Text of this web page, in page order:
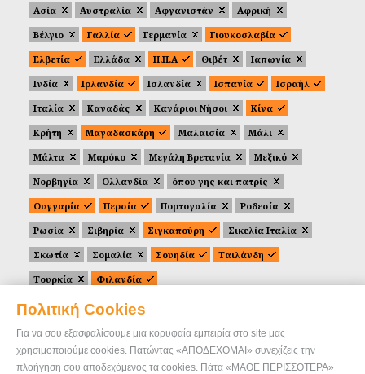
Πολιτική Cookies
Για να σου εξασφαλίσουμε μια κορυφαία εμπειρία στο site μας
χρησιμοποιούμε cookies. Πατώντας «ΑΠΟΔΕΧΟΜΑΙ» συνεχίζεις την
πλοήγηση σου αποδεχόμενος τα cookies. Πάτα «ΜΑΘΕ ΠΕΡΙΣΣΟΤΕΡΑ»
Ασία
Αυστραλία Αφγανιστάν
Αφρική
Βέλγιο
Γαλλία Γερμανία
Γιουκοσλαβία
Ελβετία
Ελλάδα Η.Π.Α Θιβέτ
Ιαπωνία
Ινδία
Ιρλανδία Ισλανδία Ισπανία
Ισραήλ
Ιταλία
Καναδάς Κανάριοι Νήσοι
Κίνα
Κρήτη
Μαγαδασκάρη Μαλαισία
Μάλι
Μάλτα
Μαρόκο Μεγάλη Βρετανία
Μεξικό
Νορβηγία
Ολλανδία
όπου γης και πατρίς
Ουγγαρία
Περσία Πορτογαλία
Ροδεσία
Ρωσία
Σιβηρία Σιγκαπούρη
Σικελία Ιταλία
Σκωτία
Σομαλία Σουηδία
Ταιλάνδη
Τουρκία
Φιλανδία